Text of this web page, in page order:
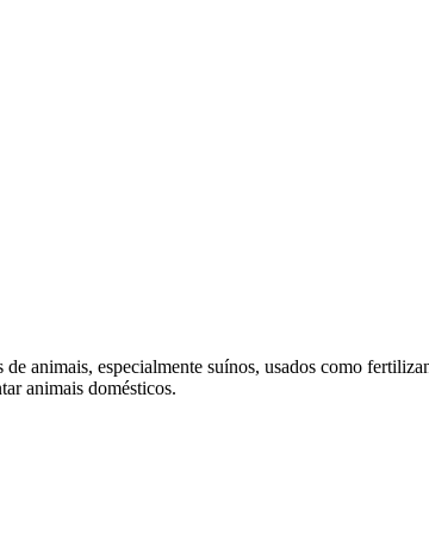
animais, especialmente suínos, usados como
animais domésticos.